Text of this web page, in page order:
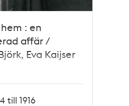
: en
affär /
Eva Kaijser
till 1916